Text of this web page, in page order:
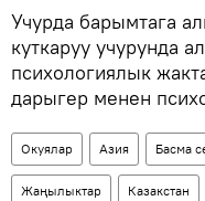
Учурда барымтага
куткаруу учурунда
психологиялык
дарыгер менен
Окуялар Азия Басма
Жаңылыктар Казакстан